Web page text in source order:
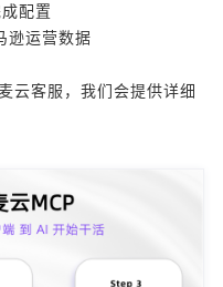
配置
运营数据
云客服，我们会提供详细